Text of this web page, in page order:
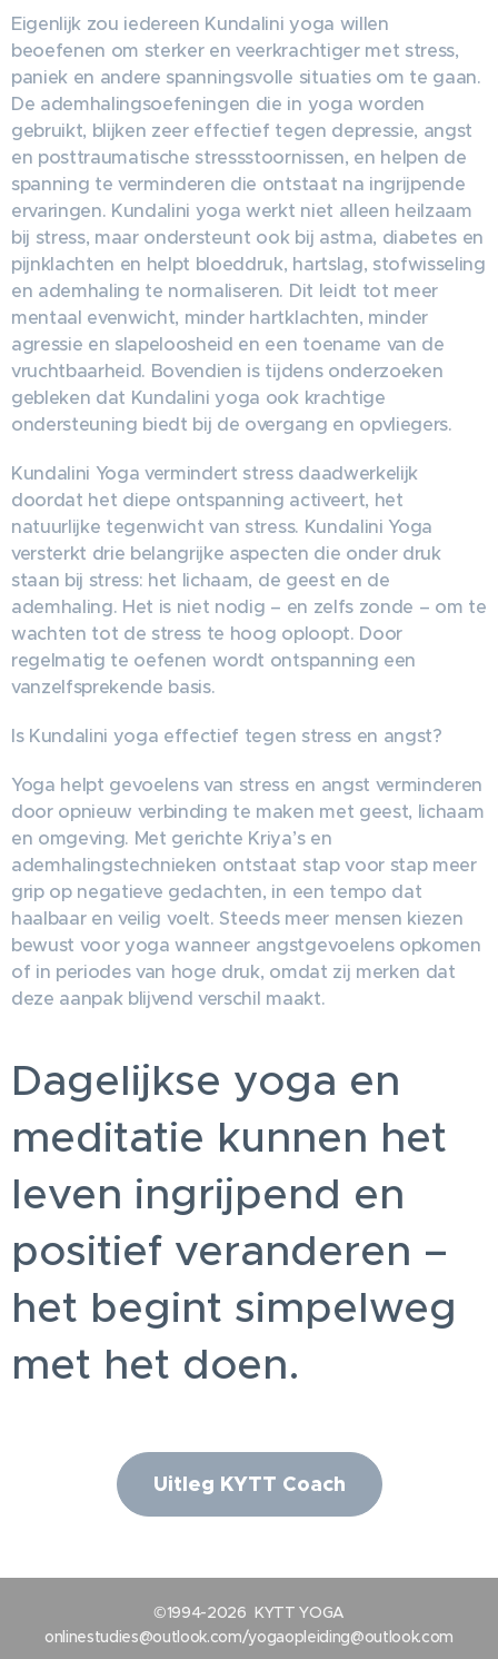
Eigenlijk zou iedereen Kundalini yoga willen
beoefenen om sterker en veerkrachtiger met stress,
paniek en andere spanningsvolle situaties om te gaan.
De ademhalingsoefeningen die in yoga worden
gebruikt, blijken zeer effectief tegen depressie, angst
en posttraumatische stressstoornissen, en helpen de
spanning te verminderen die ontstaat na ingrijpende
ervaringen. Kundalini yoga werkt niet alleen heilzaam
bij stress, maar ondersteunt ook bij astma, diabetes en
pijnklachten en helpt bloeddruk, hartslag, stofwisseling
en ademhaling te normaliseren. Dit leidt tot meer
mentaal evenwicht, minder hartklachten, minder
agressie en slapeloosheid en een toename van de
vruchtbaarheid. Bovendien is tijdens onderzoeken
gebleken dat Kundalini yoga ook krachtige
ondersteuning biedt bij de overgang en opvliegers.
Kundalini Yoga vermindert stress daadwerkelijk
doordat het diepe ontspanning activeert, het
natuurlijke tegenwicht van stress. Kundalini Yoga
versterkt drie belangrijke aspecten die onder druk
staan bij stress: het lichaam, de geest en de
ademhaling. Het is niet nodig – en zelfs zonde – om te
wachten tot de stress te hoog oploopt. Door
regelmatig te oefenen wordt ontspanning een
vanzelfsprekende basis.
Is Kundalini yoga effectief tegen stress en angst?
Yoga helpt gevoelens van stress en angst verminderen
door opnieuw verbinding te maken met geest, lichaam
en omgeving. Met gerichte Kriya’s en
ademhalingstechnieken ontstaat stap voor stap meer
grip op negatieve gedachten, in een tempo dat
haalbaar en veilig voelt. Steeds meer mensen kiezen
bewust voor yoga wanneer angstgevoelens opkomen
of in periodes van hoge druk, omdat zij merken dat
deze aanpak blijvend verschil maakt.
Dagelijkse yoga en
meditatie kunnen het
leven ingrijpend en
positief veranderen –
het begint simpelweg
met het doen.
Uitleg KYTT Coach
©1994-2026 KYTT YOGA
onlinestudies@outlook.com/yogaopleiding@outlook.com